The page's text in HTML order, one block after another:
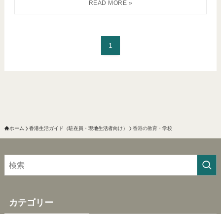
1
ホーム 香港生活ガイド（駐在員・現地生活者向け） 香港の教育・学校
カテゴリー